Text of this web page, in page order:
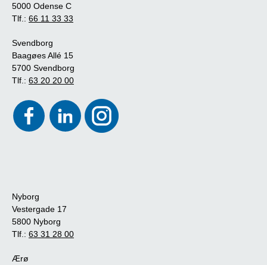
5000 Odense C
Tlf.: 66 11 33 33
Svendborg
Baagøes Allé 15
5700 Svendborg
Tlf.: 63 20 20 00
Nyborg
Vestergade 17
5800 Nyborg
Tlf.: 63 31 28 00
Ærø